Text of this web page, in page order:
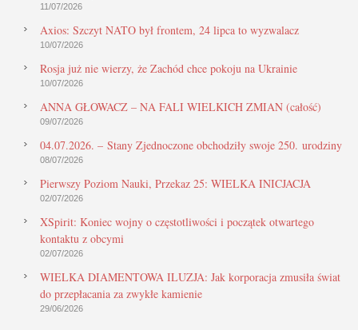
11/07/2026
Axios: Szczyt NATO był frontem, 24 lipca to wyzwalacz
10/07/2026
Rosja już nie wierzy, że Zachód chce pokoju na Ukrainie
10/07/2026
ANNA GŁOWACZ – NA FALI WIELKICH ZMIAN (całość)
09/07/2026
04.07.2026. – Stany Zjednoczone obchodziły swoje 250. urodziny
08/07/2026
Pierwszy Poziom Nauki, Przekaz 25: WIELKA INICJACJA
02/07/2026
XSpirit: Koniec wojny o częstotliwości i początek otwartego
kontaktu z obcymi
02/07/2026
WIELKA DIAMENTOWA ILUZJA: Jak korporacja zmusiła świat
do przepłacania za zwykłe kamienie
29/06/2026